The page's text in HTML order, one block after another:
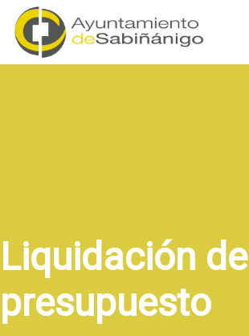
Liquidación del
presupuesto